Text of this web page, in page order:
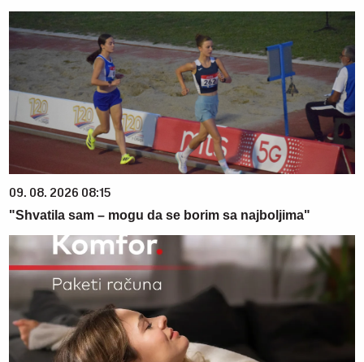
09. 08. 2026 08:15
"Shvatila sam – mogu da se borim sa najboljima"